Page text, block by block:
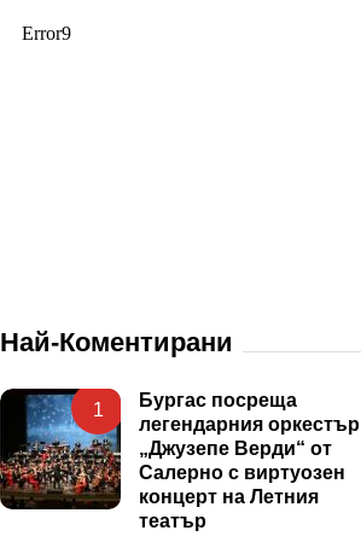
Най-Коментирани
1
Бургас посреща
легендарния оркестър
„Джузепе Верди“ от
Салерно с виртуозен
концерт на Летния
театър